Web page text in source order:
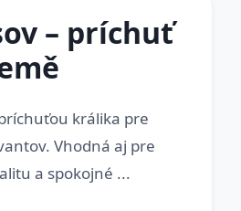
– príchuť
králika pre
Vhodná aj pre
a spokojné ...